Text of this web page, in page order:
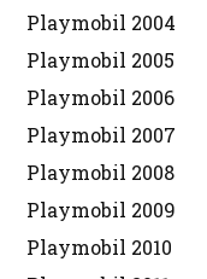
Playmobil 2004
Playmobil 2005
Playmobil 2006
Playmobil 2007
Playmobil 2008
Playmobil 2009
Playmobil 2010